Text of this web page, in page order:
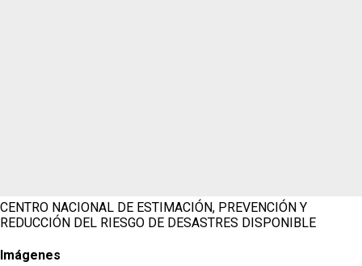
CENTRO NACIONAL DE ESTIMACIÓN, PREVENCIÓN Y
REDUCCIÓN DEL RIESGO DE DESASTRES DISPONIBLE
Imágenes